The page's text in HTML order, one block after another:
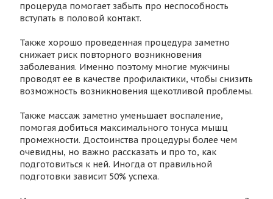
процеруда помогает забыть про неспособность
вступать в половой контакт.
Также хорошо проведенная процедура заметно
снижает риск повторного возникновения
заболевания. Именно поэтому многие мужчины
проводят ее в качестве профилактики, чтобы снизить
возможность возникновения щекотливой проблемы.
Также массаж заметно уменьшает воспаление,
помогая добиться максимального тонуса мышц
промежности. Достоинства процедуры более чем
очевидны, но важно рассказать и про то, как
подготовиться к ней. Иногда от правильной
подготовки зависит 50% успеха.